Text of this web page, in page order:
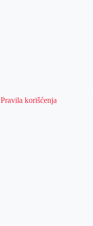
Pravila korišćenja